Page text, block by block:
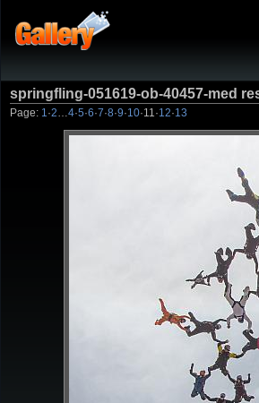
springfling-051619-ob-40457-med
Page: 1 ·2 4·5·6·7·8·9·10·11 ·12·13